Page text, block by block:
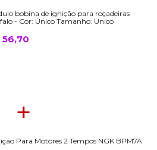
bobina de ignição para roçadeiras
- Cor: Único Tamanho: Unico
56,70
+
Para Motores 2 Tempos NGK BPM7A